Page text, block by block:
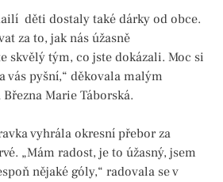
děti dostaly také dárky od obce.
za to, jak nás úžasně
skvělý tým, co jste dokázali. Moc si
vás pyšní,“ děkovala malým
Marie Táborská.
vyhrála okresní přebor za
„Mám radost, je to úžasný, jsem
nějaké góly,“ radovala se v